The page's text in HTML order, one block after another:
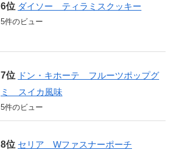
ダイソー ティラミスクッキー
5件のビュー
ドン・キホーテ フルーツポップグ
ミ スイカ風味
5件のビュー
セリア Wファスナーポーチ